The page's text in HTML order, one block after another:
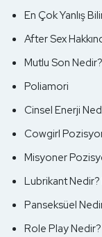
En Çok Yanlış
After Sex
Mutlu Son Nedir?
Poliamori
Cinsel Enerji
Cowgirl
Misyoner
Lubrikant Nedir?
Panseksüel
Role Play Nedir?